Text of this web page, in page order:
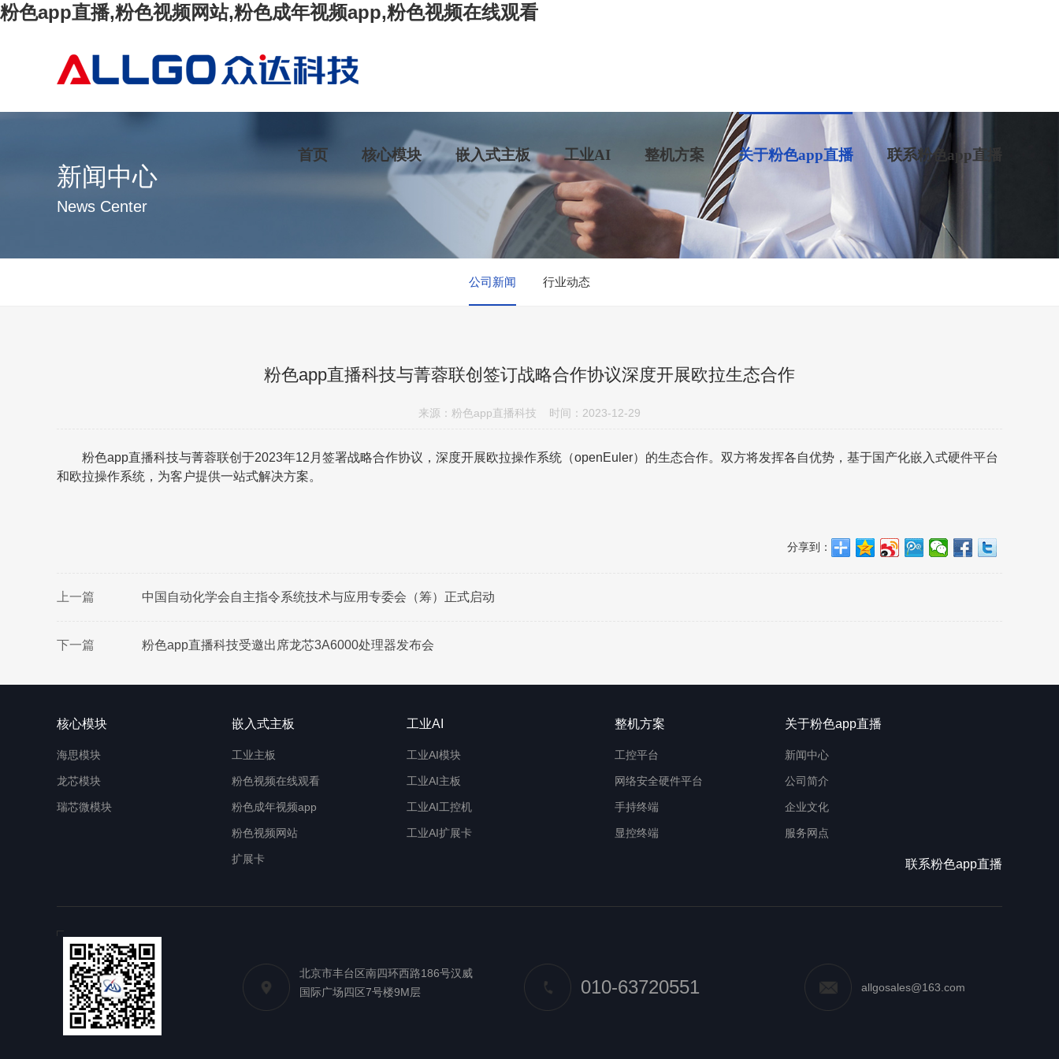
粉色app直播,粉色视频网站,粉色成年视频app,粉色视频在线观看
首页 核心模块 嵌入式主板 工业AI 整机方案 关于粉色app直播 联系粉色app直播
新闻中心
News Center
公司新闻 行业动态
粉色app直播科技与菁蓉联创签订战略合作协议深度开展欧拉生态合作
来源：粉色app直播科技 时间：2023-12-29
粉色app直播科技与菁蓉联创于2023年12月签署战略合作协议，深度开展欧拉操作系统（openEuler）的生态合作。双方将发挥各自优势，基于国产化嵌入式硬件平台
和欧拉操作系统，为客户提供一站式解决方案。
分享到：
上一篇 中国自动化学会自主指令系统技术与应用专委会（筹）正式启动
下一篇 粉色app直播科技受邀出席龙芯3A6000处理器发布会
核心模块
海思模块
龙芯模块
瑞芯微模块
嵌入式主板
工业主板
粉色视频在线观看
粉色成年视频app
粉色视频网站
扩展卡
工业AI
工业AI模块
工业AI主板
工业AI工控机
工业AI扩展卡
整机方案
工控平台
网络安全硬件平台
手持终端
显控终端
关于粉色app直播
新闻中心
公司简介
企业文化
服务网点
联系粉色app直播
北京市丰台区南四环西路186号汉威
国际广场四区7号楼9M层
010-63720551 allgosales@163.com